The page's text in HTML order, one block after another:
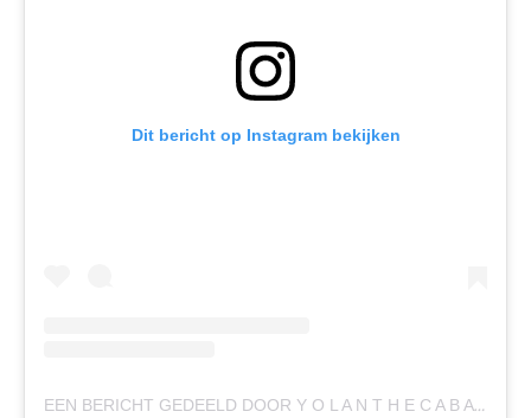
Dit bericht op Instagram bekijken
EEN BERICHT GEDEELD DOOR Y O L A N T H E C A B A U (@YOLANTHECABAU)